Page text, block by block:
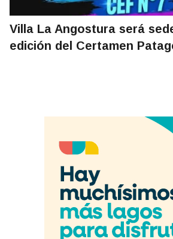
Villa La Angostura será
edición del Certamen